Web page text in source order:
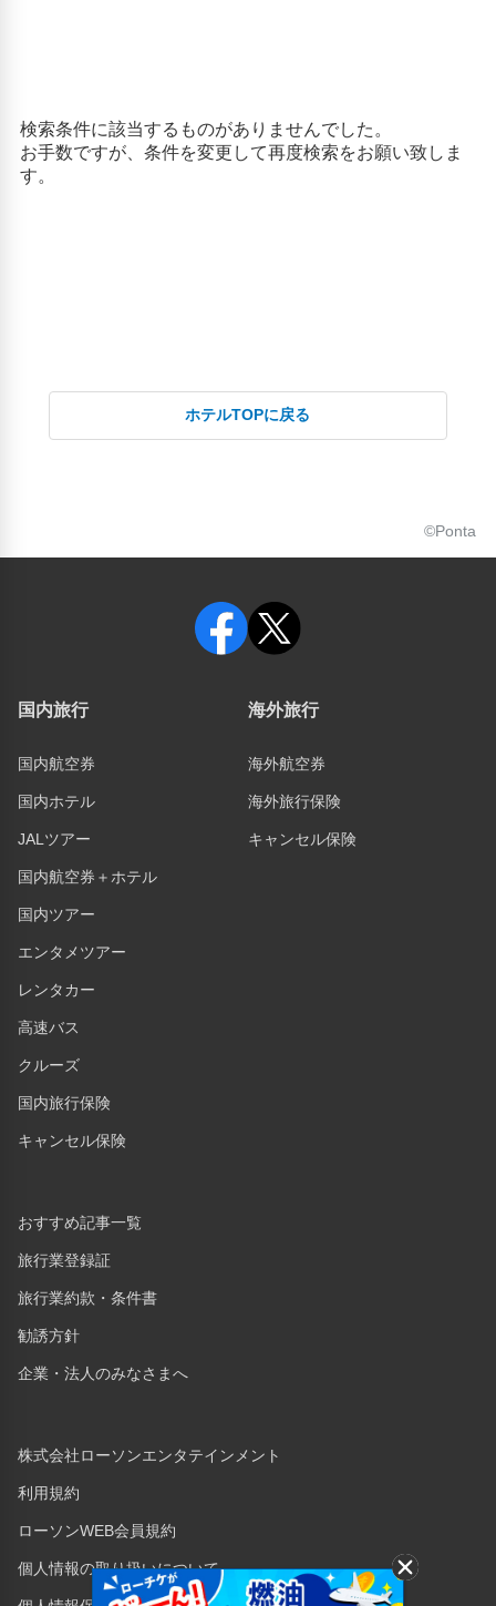
ホテルTOPに戻る
©Ponta
国内旅行
国内航空券
国内ホテル
JALツアー
国内航空券＋ホテル
国内ツアー
エンタメツアー
レンタカー
高速バス
クルーズ
国内旅行保険
キャンセル保険
海外旅行
海外航空券
海外旅行保険
キャンセル保険
おすすめ記事一覧
旅行業登録証
旅行業約款・条件書
勧誘方針
企業・法人のみなさまへ
株式会社ローソンエンタテインメント
利用規約
ローソンWEB会員規約
個人情報の取り扱いについて